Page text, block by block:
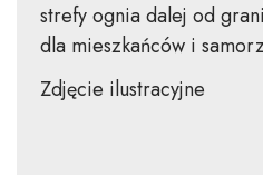
strefy ognia dalej od
dla mieszkańców i
Zdjęcie ilustracyjne